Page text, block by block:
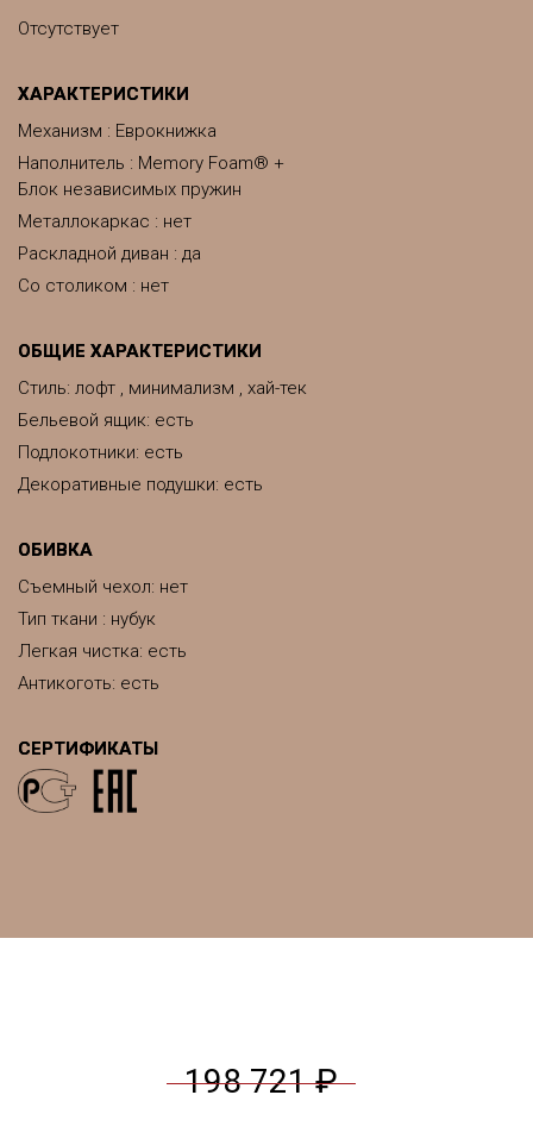
Отсутствует
ХАРАКТЕРИСТИКИ
Механизм : Еврокнижка
Наполнитель : Memory Foam® +
Блок независимых пружин
Металлокаркас : нет
Раскладной диван : да
Со столиком : нет
ОБЩИЕ ХАРАКТЕРИСТИКИ
Стиль: лофт , минимализм , хай-тек
Бельевой ящик: есть
Подлокотники: есть
Декоративные подушки: есть
ОБИВКА
Съемный чехол: нет
Тип ткани : нубук
Легкая чистка: есть
Антикоготь: есть
СЕРТИФИКАТЫ
198 721 ₽